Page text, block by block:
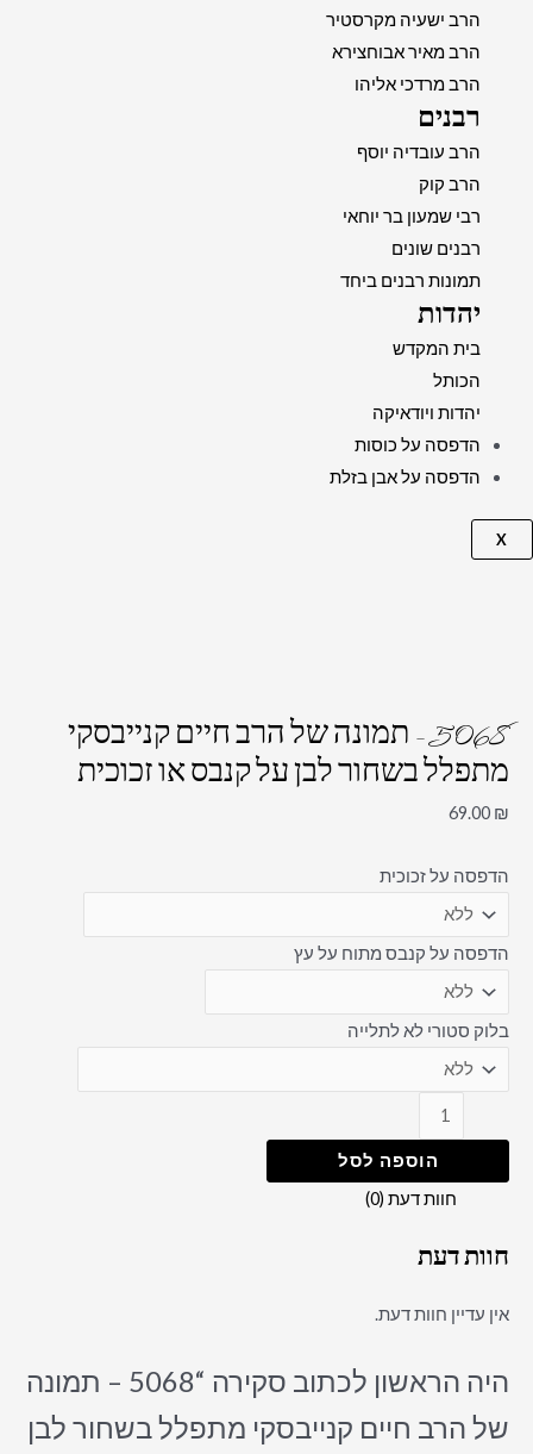
הרב ישעיה מקרסטיר
הרב מאיר אבוחצירא
הרב מרדכי אליהו
רבנים
הרב עובדיה יוסף
הרב קוק
רבי שמעון בר יוחאי
רבנים שונים
תמונות רבנים ביחד
יהדות
בית המקדש
הכותל
יהדות ויודאיקה
הדפסה על כוסות
הדפסה על אבן בזלת
X
5068 – תמונה של הרב חיים קנייבסקי
מתפלל בשחור לבן על קנבס או זכוכית
69.00 ₪
הדפסה על זכוכית
הדפסה על קנבס מתוח על עץ
בלוק סטורי לא לתלייה
הוספה לסל
חוות דעת (0)
חוות דעת
אין עדיין חוות דעת.
היה הראשון לכתוב סקירה “5068 – תמונה
של הרב חיים קנייבסקי מתפלל בשחור לבן